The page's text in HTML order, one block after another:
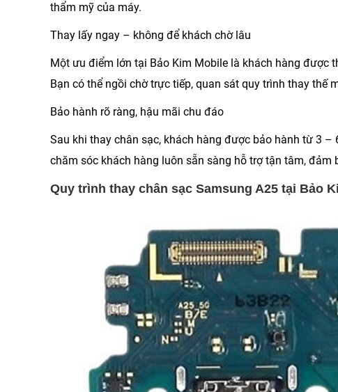
thẩm mỹ của máy.
Thay lấy ngay – không để khách chờ lâu
Một ưu điểm lớn tại Bảo Kim Mobile là khách hàng được
Bạn có thể ngồi chờ trực tiếp, quan sát quy trình thay thế
Bảo hành rõ ràng, hậu mãi chu đáo
Sau khi thay chân sạc, khách hàng được bảo hành từ 3
chăm sóc khách hàng luôn sẵn sàng hỗ trợ tận tâm, đảm
Quy trình thay chân sạc Samsung A25 tại Bảo